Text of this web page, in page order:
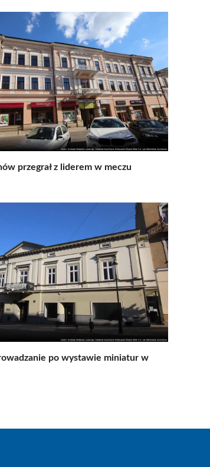
przegrał z liderem w meczu
po wystawie miniatur w